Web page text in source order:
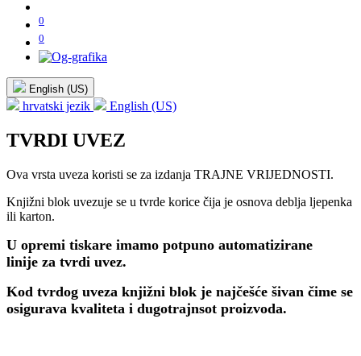
0
0
English (US)
hrvatski jezik English (US)
TVRDI UVEZ
Ova vrsta uveza koristi se za izdanja TRAJNE VRIJEDNOSTI.
Knjižni blok uvezuje se u tvrde korice čija je osnova deblja ljepenka
ili karton.
U opremi tiskare imamo potpuno automatizirane
linije za tvrdi uvez.
Kod tvrdog uveza knjižni blok je najčešće šivan čime se
osigurava kvaliteta i dugotrajnsot proizvoda.